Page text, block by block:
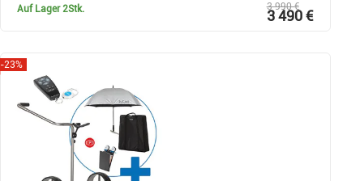
Auf Lager 2Stk. 3 990 €
3 490 €
-23%
Anzeigen